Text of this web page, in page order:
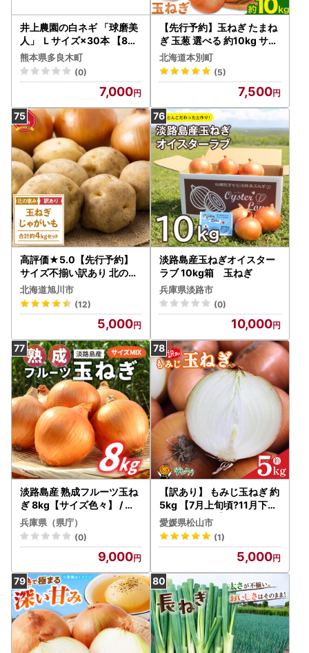
井上農園の白ネギ 「球磨美
人」 Ｌサイズ×30本 【8月
初旬より順次発送】 114-0
502
熊本県多良木町
(0)
7,000
【先行予約】玉ねぎ たまね
ぎ 玉葱 選べる 約10kg サイ
ズ混合《2026年10月上旬
から11月上旬頃出荷》嶋崎
農園 送料無料 北海道 本別
町 北海道 十勝 本別町産 オ
ニオン カレー サラダ スー
プ 野菜
北海道本別町
(5)
7,500
高評価★5.0【先行予約】
サイズ不揃い訳あり 北の恵
み玉ねぎ・じゃがいも 合
計約4kgセット（2026年9
月下旬から発送）| 玉ねぎ _
北海道旭川市
(12)
5,000
淡路島産玉ねぎオイスター
ラブ 10kg箱 玉ねぎ
兵庫県淡路市
(0)
10,000
淡路島産 熟成フルーツ玉ね
ぎ 8kg【サイズ色々】 / 玉
ねぎ
兵庫県（県庁）
(0)
9,000
【訳あり】 もみじ玉ねぎ 約
5kg 【7月上旬頃?11月下旬
頃発送予定】 | 玉ねぎ 松山
市 【VEG055】
愛媛県松山市
(1)
5,000